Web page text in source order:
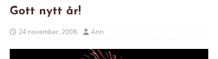
Gott nytt år!
24 november, 2008 Ann